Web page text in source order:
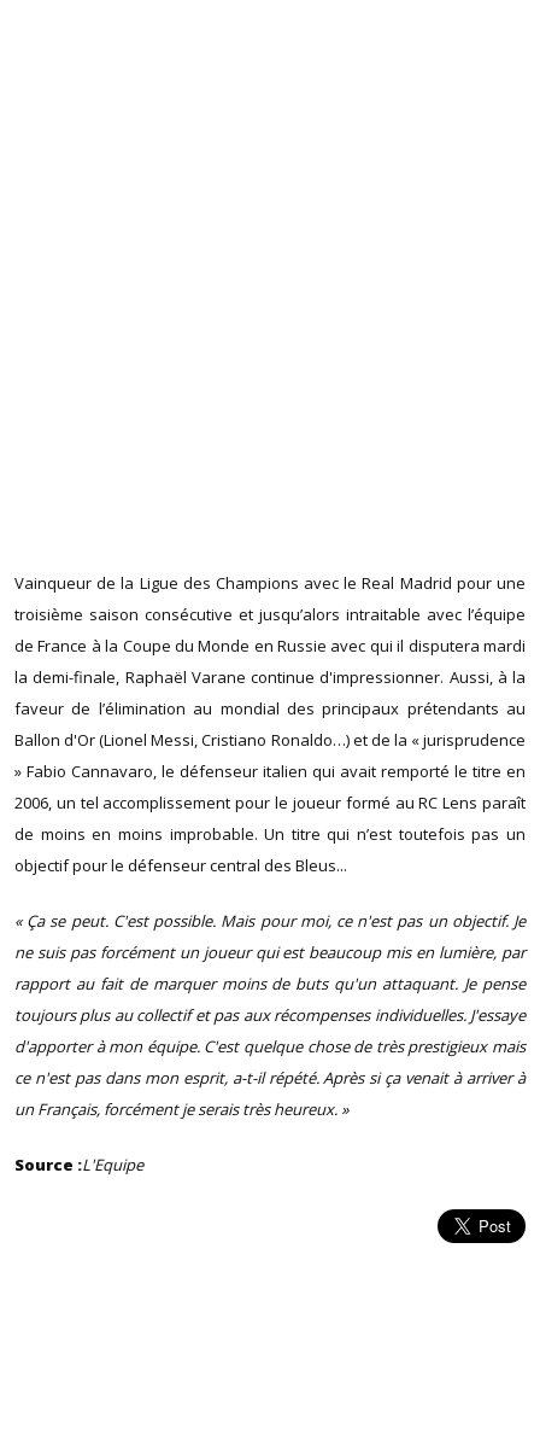
Vainqueur de la Ligue des Champions avec le Real Madrid pour une
troisième saison consécutive et jusqu’alors intraitable avec l’équipe
de France à la Coupe du Monde en Russie avec qui il disputera mardi
la demi-finale, Raphaël Varane continue d'impressionner. Aussi, à la
faveur de l’élimination au mondial des principaux prétendants au
Ballon d'Or (Lionel Messi, Cristiano Ronaldo…) et de la « jurisprudence
» Fabio Cannavaro, le défenseur italien qui avait remporté le titre en
2006, un tel accomplissement pour le joueur formé au RC Lens paraît
de moins en moins improbable. Un titre qui n’est toutefois pas un
objectif pour le défenseur central des Bleus...
« Ça se peut. C'est possible. Mais pour moi, ce n'est pas un objectif. Je
ne suis pas forcément un joueur qui est beaucoup mis en lumière, par
rapport au fait de marquer moins de buts qu'un attaquant. Je pense
toujours plus au collectif et pas aux récompenses individuelles. J'essaye
d'apporter à mon équipe. C'est quelque chose de très prestigieux mais
ce n'est pas dans mon esprit, a-t-il répété. Après si ça venait à arriver à
un Français, forcément je serais très heureux. »
Source :L'Equipe